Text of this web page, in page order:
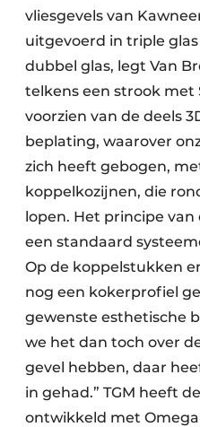
vliesgevels van
uitgevoerd in triple
dubbel glas, legt Van
telkens een strook met
voorzien van de deels
beplating, waarover
zich heeft gebogen,
koppelkozijnen, die
lopen. Het principe
een standaard
Op de koppelstukken
nog een kokerprofiel
gewenste esthetische
we het dan toch over
gevel hebben, daar
in gehad.” TGM heeft
ontwikkeld met